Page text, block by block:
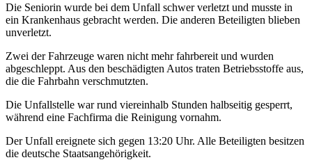
Die Seniorin wurde bei dem Unfall schwer verletzt und musste in
ein Krankenhaus gebracht werden. Die anderen Beteiligten blieben
unverletzt.
Zwei der Fahrzeuge waren nicht mehr fahrbereit und wurden
abgeschleppt. Aus den beschädigten Autos traten Betriebsstoffe aus,
die die Fahrbahn verschmutzten.
Die Unfallstelle war rund viereinhalb Stunden halbseitig gesperrt,
während eine Fachfirma die Reinigung vornahm.
Der Unfall ereignete sich gegen 13:20 Uhr. Alle Beteiligten besitzen
die deutsche Staatsangehörigkeit.